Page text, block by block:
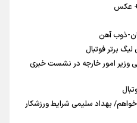
عکس
ذوب آهن
برتر فوتبال
وزیر امور خارجه در نشست خبری
بهداد سلیمی شرایط ورزشکار